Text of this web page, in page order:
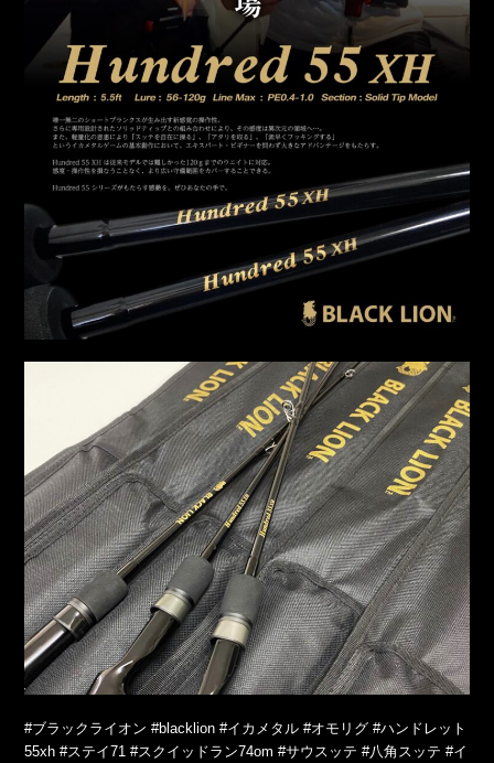
#ブラックライオン #blacklion #イカメタル #オモリグ #ハンドレット
55xh #ステイ71 #スクイッドラン74om #サウスッテ #八角スッテ #イ